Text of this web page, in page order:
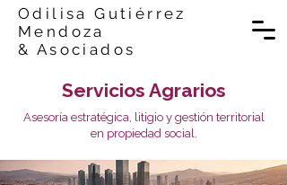
Odilisa Gutiérrez
Mendoza
& Asociados
Servicios Agrarios
Asesoría estratégica, litigio y gestión territorial
en propiedad social.